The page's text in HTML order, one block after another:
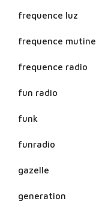
frequence luz
frequence mutine
frequence radio
fun radio
funk
funradio
gazelle
generation